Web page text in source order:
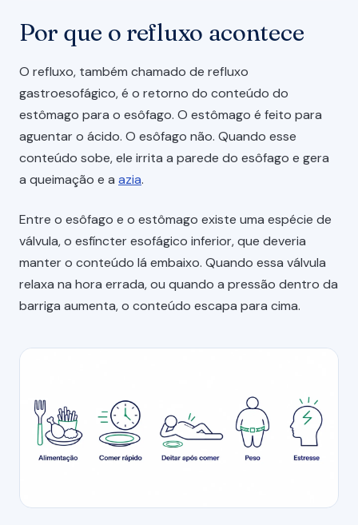
Por que o refluxo acontece
O refluxo, também chamado de refluxo
gastroesofágico, é o retorno do conteúdo do
estômago para o esôfago. O estômago é feito para
aguentar o ácido. O esôfago não. Quando esse
conteúdo sobe, ele irrita a parede do esôfago e gera
a queimação e a azia.
Entre o esôfago e o estômago existe uma espécie de
válvula, o esfíncter esofágico inferior, que deveria
manter o conteúdo lá embaixo. Quando essa válvula
relaxa na hora errada, ou quando a pressão dentro da
barriga aumenta, o conteúdo escapa para cima.